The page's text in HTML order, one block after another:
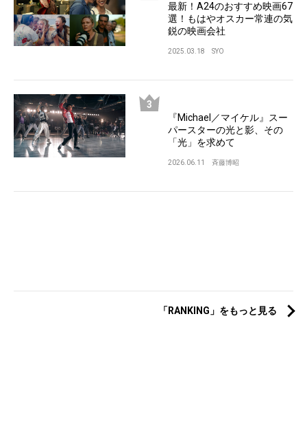
最新！A24のおすすめ映画67
選！もはやオスカー常連の気
鋭の映画会社
2025.03.18 SYO
『Michael／マイケル』スー
パースターの光と影、その
「光」を求めて
2026.06.11 斉藤博昭
「RANKING」をもっと見る